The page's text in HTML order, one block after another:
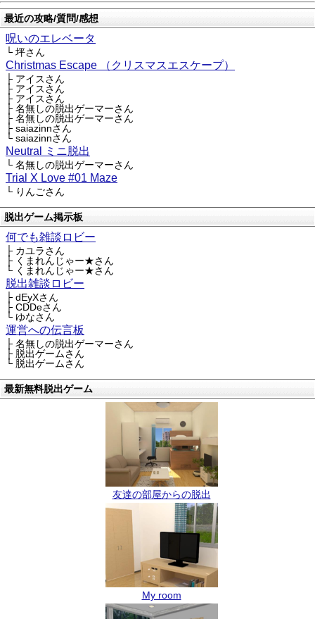
最近の攻略/質問/感想
呪いのエレベータ
└ 坪さん
Christmas Escape （クリスマスエスケープ）
├ アイスさん
├ アイスさん
├ アイスさん
├ 名無しの脱出ゲーマーさん
├ 名無しの脱出ゲーマーさん
├ saiazinnさん
└ saiazinnさん
Neutral ミニ脱出
└ 名無しの脱出ゲーマーさん
Trial X Love #01 Maze
└ りんごさん
脱出ゲーム掲示板
何でも雑談ロビー
├ カユラさん
├ くまれんじゃー★さん
└ くまれんじゃー★さん
脱出雑談ロビー
├ dEyXさん
├ CDDeさん
└ ゆなさん
運営への伝言板
├ 名無しの脱出ゲーマーさん
├ 脱出ゲームさん
└ 脱出ゲームさん
最新無料脱出ゲーム
友達の部屋からの脱出
My room